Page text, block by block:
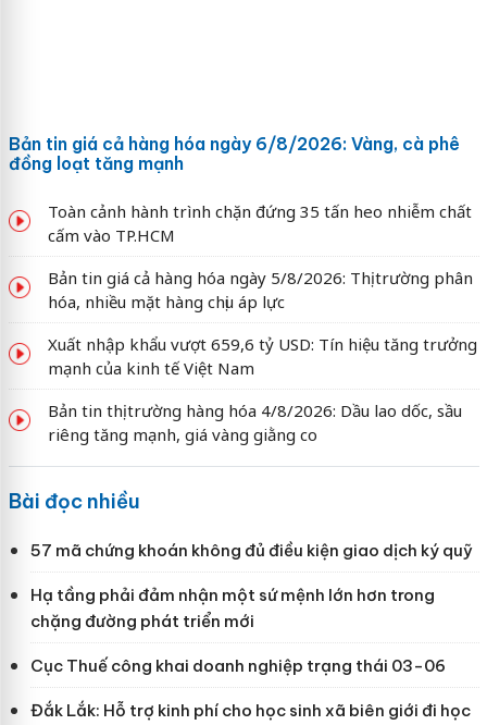
Bản tin giá cả hàng hóa ngày 6/8/2026: Vàng, cà phê
đồng loạt tăng mạnh
Toàn cảnh hành trình chặn đứng 35 tấn heo nhiễm chất
cấm vào TP.HCM
Bản tin giá cả hàng hóa ngày 5/8/2026: Thị trường phân
hóa, nhiều mặt hàng chịu áp lực
Xuất nhập khẩu vượt 659,6 tỷ USD: Tín hiệu tăng trưởng
mạnh của kinh tế Việt Nam
Bản tin thị trường hàng hóa 4/8/2026: Dầu lao dốc, sầu
riêng tăng mạnh, giá vàng giằng co
Bài đọc nhiều
57 mã chứng khoán không đủ điều kiện giao dịch ký quỹ
Hạ tầng phải đảm nhận một sứ mệnh lớn hơn trong
chặng đường phát triển mới
Cục Thuế công khai doanh nghiệp trạng thái 03-06
Đắk Lắk: Hỗ trợ kinh phí cho học sinh xã biên giới đi học